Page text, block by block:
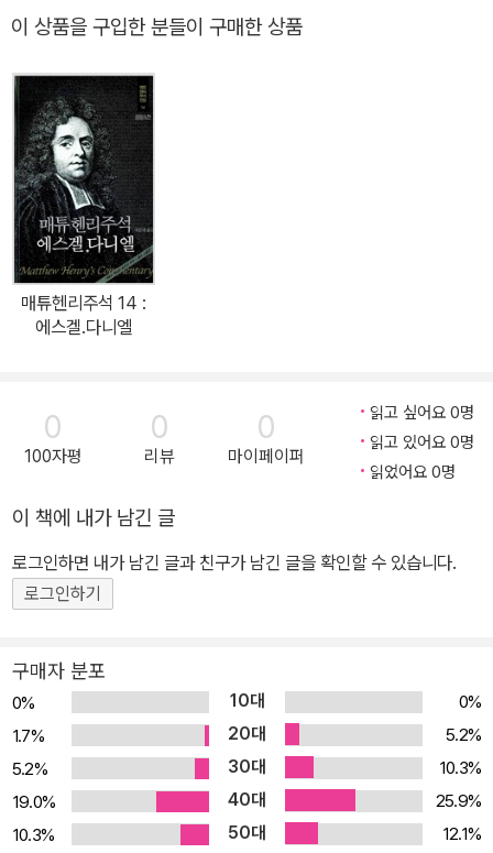
시간을 최대한 사용하는 것을 목적으로 삼았다. 1704년에 『성경 주
의 사후 목회 동역자들이 그의 노트와 저서들을 참고하여 신약성경
주석을 완성하였다. 그 주석은 성경에 대한 자세하고 종종 대단히 영
적인 해설 양식을 취하였는데, 그 양식은 그 이후의 복음주의적 목회
의 형태를 결정하였다. 스펄전은 자신이 매튜 헨리에게 큰 도움을 받
았다는 사실을 인정하였다.
(도날드 거스리), 『복음서의 난해구절 해석』(로버트 H. 스타인), 또한
매튜 헨리 주석(「사무엘상하」를 비롯하여 역사서 4권), 매튜 풀 청교
도 성경주석(「사도행전~로마서」) 등이 있다.
이 상품을 구입한 분들이 구매한 상품
매튜헨리주석 14 :
에스겔.다니엘
0
100자평
0
리뷰
0
마이페이퍼
읽고 싶어요 0명
읽고 있어요 0명
읽었어요 0명
이 책에 내가 남긴 글
로그인하면 내가 남긴 글과 친구가 남긴 글을 확인할 수 있습니다.
로그인하기
구매자 분포
0% 10대
0%
1.7%
20대
5.2%
5.2%
30대
10.3%
19.0%
40대
25.9%
10.3%
50대
12.1%